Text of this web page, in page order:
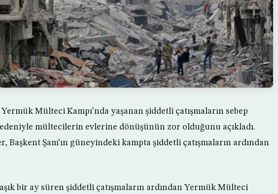
Mülteci Kampı’nda yaşanan şiddetli çatışmaların sebep
mültecilerin evlerine dönüşünün zor olduğunu açıkladı.
Başkent Şam’ın güneyindeki kampta şiddetli çatışmaların ardından
bir ay süren şiddetli çatışmaların ardından Yermük Mülteci